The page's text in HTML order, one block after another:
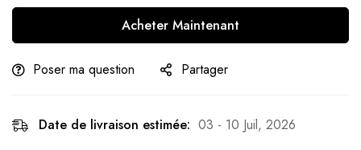
Acheter Maintenant
Poser ma question Partager
Date de livraison estimée: 03 - 10 Juil, 2026